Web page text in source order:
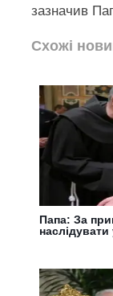
зазначив
Схожі
Папа: За